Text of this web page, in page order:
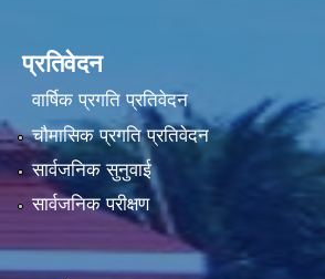
प्रतिवेदन
वार्षिक प्रगति प्रतिवेदन
चौमासिक प्रगति प्रतिवेदन
सार्वजनिक सुनुवाई
सार्वजनिक परीक्षण